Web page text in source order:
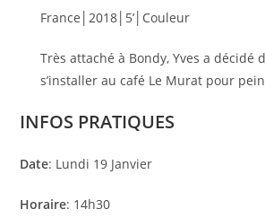
France│2018│5’│Couleur
Très attaché à Bondy, Yves a décidé
s’installer au café Le Murat pour
INFOS PRATIQUES
Date: Lundi 19 Janvier
Horaire: 14h30